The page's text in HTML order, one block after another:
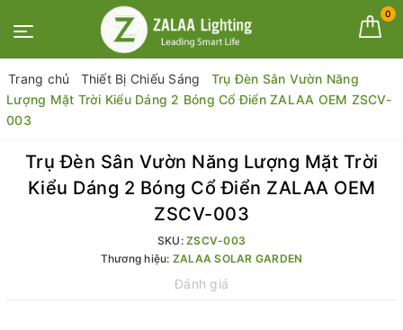
0
Trang chủ Thiết Bị Chiếu Sáng
Trụ Đèn Sân Vườn Năng
Lượng Mặt Trời Kiểu Dáng 2 Bóng Cổ Điển ZALAA OEM ZSCV-
003
Trụ Đèn Sân Vườn Năng Lượng Mặt Trời
Kiểu Dáng 2 Bóng Cổ Điển ZALAA OEM
ZSCV-003
SKU:ZSCV-003
Thương hiệu: ZALAA SOLAR GARDEN
Đánh giá